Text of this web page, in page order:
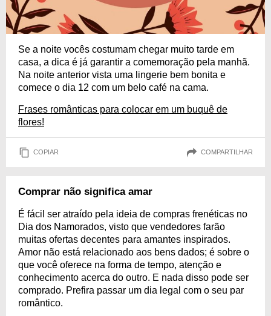
Se a noite vocês costumam chegar muito tarde em
casa, a dica é já garantir a comemoração pela manhã.
Na noite anterior vista uma lingerie bem bonita e
comece o dia 12 com um belo café na cama.
Frases românticas para colocar em um buquê de
flores!
COPIAR COMPARTILHAR
Comprar não significa amar
É fácil ser atraído pela ideia de compras frenéticas no
Dia dos Namorados, visto que vendedores farão
muitas ofertas decentes para amantes inspirados.
Amor não está relacionado aos bens dados; é sobre o
que você oferece na forma de tempo, atenção e
conhecimento acerca do outro. E nada disso pode ser
comprado. Prefira passar um dia legal com o seu par
romântico.